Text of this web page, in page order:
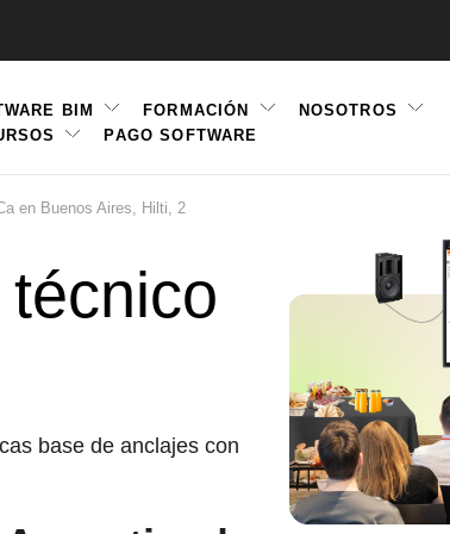
BIM FORMACIÓN
NOSOTROS
PAGO SOFTWARE
en Buenos Aires, Hilti, 2
base de anclajes con